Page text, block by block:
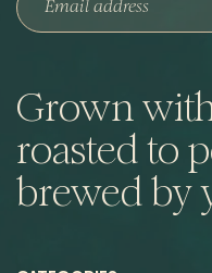
Grown
roasted to
brewed by